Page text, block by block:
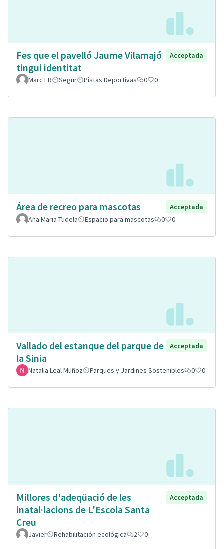
Fes que el pavelló Jaume Vilamajó
tingui identitat
Acceptada
Marc FR Segur Pistas Deportivas 0 0
Área de recreo para mascotas
Acceptada
Ana Maria Tudela
Espacio para mascotas 0 0
Vallado del estanque del parque de
la Sinia
Acceptada
Natalia Leal Muñoz Parques y Jardines Sostenibles 0 0
Millores d'adeqüació de les
inatal·lacions de L'Escola Santa
Creu
Acceptada
Javier Rehabilitación ecológica 2 0